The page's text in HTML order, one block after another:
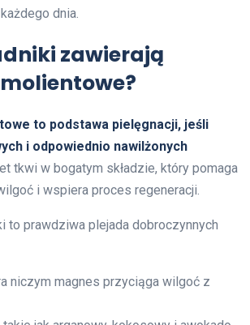
dnia.
zawierają
to podstawa pielęgnacji, jeśli
i odpowiednio nawilżonych
tkwi w bogatym składzie, który pomaga
i wspiera proces regeneracji.
to prawdziwa plejada dobroczynnych
niczym magnes przyciąga wilgoć z